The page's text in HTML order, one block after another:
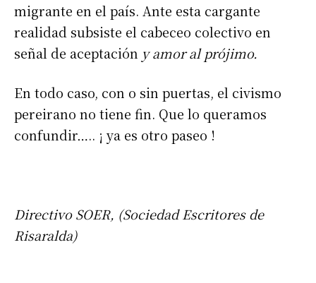
migrante en el país. Ante esta cargante
realidad subsiste el cabeceo colectivo en
señal de aceptación y amor al prójimo.
En todo caso, con o sin puertas, el civismo
pereirano no tiene fin. Que lo queramos
confundir….. ¡ ya es otro paseo !
Directivo SOER, (Sociedad Escritores de
Risaralda)